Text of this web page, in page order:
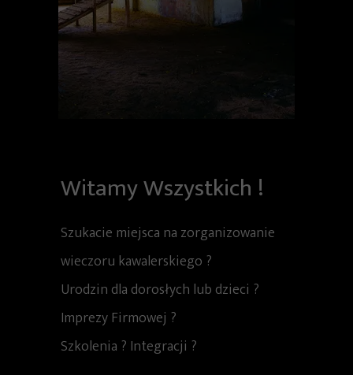
Szukacie miejsca na zorganizowanie
wieczoru kawalerskiego ?
Urodzin dla dorosłych lub dzieci ?
Imprezy Firmowej ?
Szkolenia ? Integracji ?
Witamy Wszystkich !